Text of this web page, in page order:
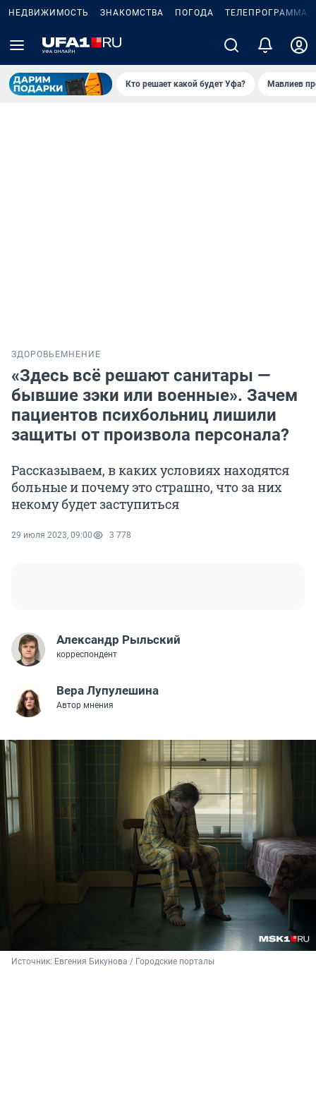
НЕДВИЖИМОСТЬ ЗНАКОМСТВА ПОГОДА ТЕЛЕПРОГРАММА
Кто решает какой будет Уфа? Мавлиев
ЗДОРОВЬЕ МНЕНИЕ
«Здесь всё решают санитары —
бывшие зэки или военные». Зачем
пациентов психбольниц лишили
защиты от произвола персонала?
Рассказываем, в каких условиях находятся
больные и почему это страшно, что за них
некому будет заступиться
29 июля 2023, 09:00 3 778
Александр Рыльский
корреспондент
Вера Лупулешина
Автор мнения
Источник: Евгения Бикунова / Городские порталы